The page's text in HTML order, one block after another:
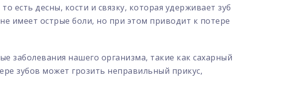
есть десны, кости и связку, которая удерживает зуб
имеет острые боли, но при этом приводит к потере
заболевания нашего организма, такие как сахарный
зубов может грозить неправильный прикус,